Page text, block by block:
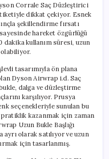
Corrale Saç Düzleştirici
dikkat çekiyor. Esnek
şekillendirme fırsatı
hareket özgürlüğü
dakika kullanım süresi, uzun
olabiliyor.
tasarımıyla ön plana
Dyson Airwrap i.d. Saç
dalga ve düzleştirme
karşılıyor. Prusya
seçenekleriyle sunulan bu
pratiklik kazanmak için zaman
Uzun Bukle Başlığı
olarak satılıyor ve uzun
için tasarlanmış.